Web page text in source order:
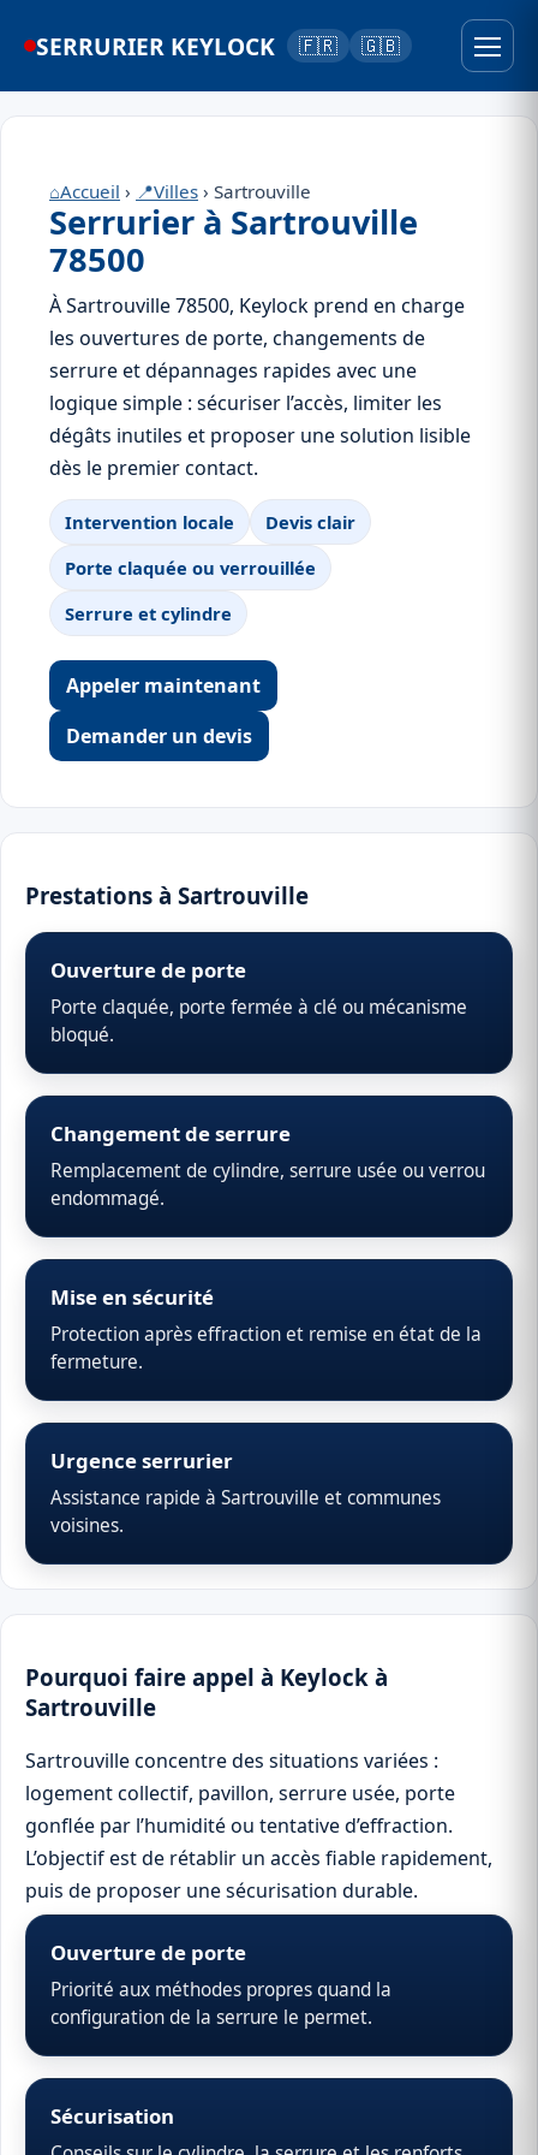
SERRURIER KEYLOCK 🇫🇷 🇬🇧
⌂Accueil › 📍Villes › Sartrouville
Serrurier à Sartrouville
78500
À Sartrouville 78500, Keylock prend en charge
les ouvertures de porte, changements de
serrure et dépannages rapides avec une
logique simple : sécuriser l’accès, limiter les
dégâts inutiles et proposer une solution lisible
dès le premier contact.
Intervention locale
Devis clair
Porte claquée ou verrouillée
Serrure et cylindre
Appeler maintenant
Demander un devis
Prestations à Sartrouville
Ouverture de porte
Porte claquée, porte fermée à clé ou mécanisme
bloqué.
Changement de serrure
Remplacement de cylindre, serrure usée ou verrou
endommagé.
Mise en sécurité
Protection après effraction et remise en état de la
fermeture.
Urgence serrurier
Assistance rapide à Sartrouville et communes
voisines.
Pourquoi faire appel à Keylock à
Sartrouville
Sartrouville concentre des situations variées :
logement collectif, pavillon, serrure usée, porte
gonflée par l’humidité ou tentative d’effraction.
L’objectif est de rétablir un accès fiable rapidement,
puis de proposer une sécurisation durable.
Ouverture de porte
Priorité aux méthodes propres quand la
configuration de la serrure le permet.
Sécurisation